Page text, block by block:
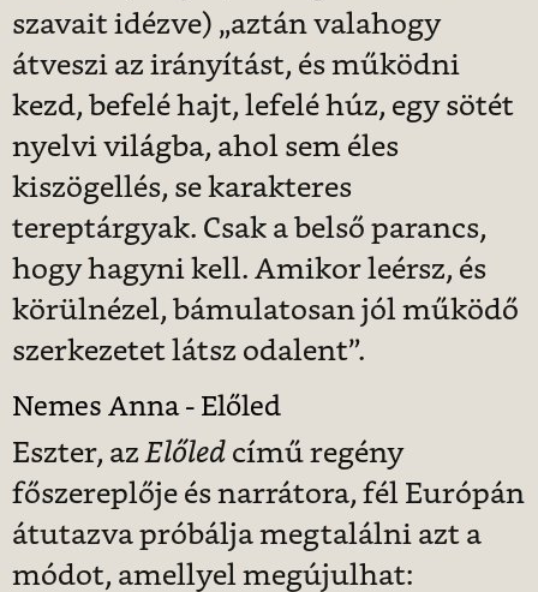
szavait idézve) „aztán valahogy
átveszi az irányítást, és működni
kezd, befelé hajt, lefelé húz, egy sötét
nyelvi világba, ahol sem éles
kiszögellés, se karakteres
tereptárgyak. Csak a belső parancs,
hogy hagyni kell. Amikor leérsz, és
körülnézel, bámulatosan jól működő
szerkezetet látsz odalent”.
Nemes Anna - Előled
Eszter, azElőled című regény
főszereplője és narrátora, fél Európán
átutazva próbálja megtalálni azt a
módot, amellyel megújulhat: